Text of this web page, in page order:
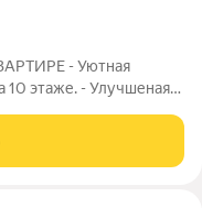
- Уютная
10 этаже. - Улучшеная
и